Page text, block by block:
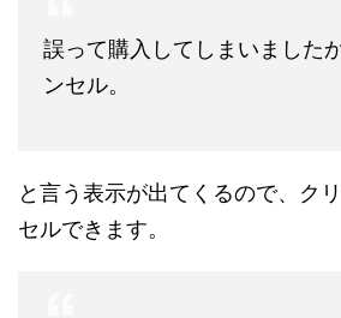
誤って購入してしまいました
ンセル。
と言う表示が出てくるので、ク
セルできます。